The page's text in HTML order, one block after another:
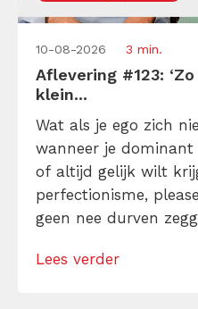
10-08-2026 3 min.
Aflevering #123:
klein...
Wat als je ego zich
wanneer je
of altijd gelijk wilt
perfectionisme,
geen nee durven
houden? In deze
Lees verder